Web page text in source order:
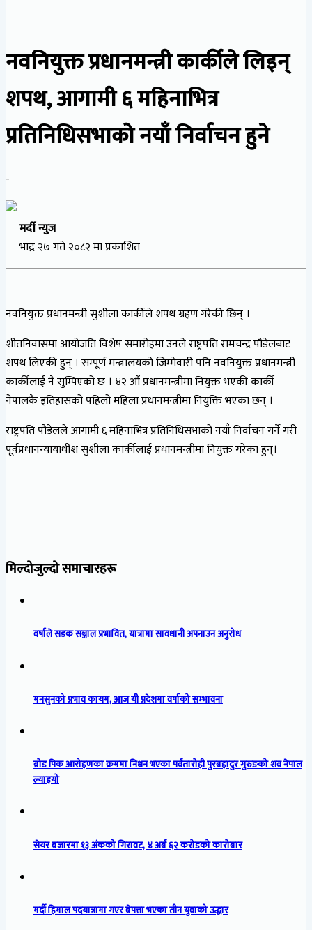
नवनियुक्त प्रधानमन्त्री कार्कीले लिइन्
शपथ, आगामी ६ महिनाभित्र
प्रतिनिधिसभाको नयाँ निर्वाचन हुने
-
मर्दी न्युज
भाद्र २७ गते २०८२ मा प्रकाशित
नवनियुक्त प्रधानमन्त्री सुशीला कार्कीले शपथ ग्रहण गरेकी छिन् ।
शीतनिवासमा आयोजति विशेष समारोहमा उनले राष्ट्रपति रामचन्द्र पौडेलबाट
शपथ लिएकी हुन् । सम्पूर्ण मन्त्रालयको जिम्मेवारी पनि नवनियुक्त प्रधानमन्त्री
कार्कीलाई नै सुम्पिएको छ । ४२ औं प्रधानमन्त्रीमा नियुक्त भएकी कार्की
नेपालकै इतिहासको पहिलो महिला प्रधानमन्त्रीमा नियुक्ति भएका छन् ।
राष्ट्रपति पौडेलले आगामी ६ महिनाभित्र प्रतिनिधिसभाको नयाँ निर्वाचन गर्ने गरी
पूर्वप्रधानन्यायाधीश सुशीला कार्कीलाई प्रधानमन्त्रीमा नियुक्त गरेका हुन्।
मिल्दोजुल्दो समाचारहरू
वर्षाले सडक सञ्जाल प्रभावित, यात्रामा सावधानी अपनाउन अनुरोध
मनसुनको प्रभाव कायम, आज यी प्रदेशमा वर्षाको सम्भावना
ब्रोड पिक आरोहणका क्रममा निधन भएका पर्वतारोही पुरबहादुर गुरुङको शव नेपाल
ल्याइयो
सेयर बजारमा १३ अंकको गिरावट, ४ अर्ब ६२ करोडको कारोबार
मर्दी हिमाल पदयात्रामा गएर बेपत्ता भएका तीन युवाको उद्धार